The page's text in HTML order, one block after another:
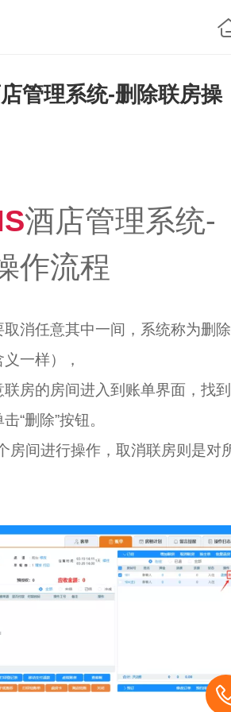
管理系统-删除联房操
酒店管理系统-
作流程
消任意其中一间，系统称为删除
一样），
房的房间进入到账单界面，找到
“删除”按钮。
房间进行操作，取消联房则是对